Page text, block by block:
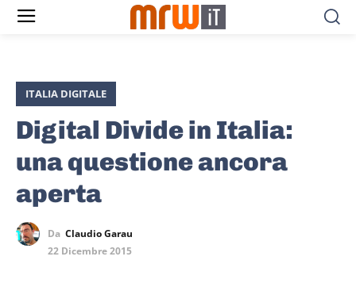
ITALIA DIGITALE
Digital Divide in Italia:
una questione ancora
aperta
Da Claudio Garau
22 Dicembre 2015